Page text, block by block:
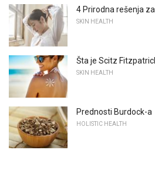
4 Prirodna rešenja
SKIN HEALTH
Šta je Scitz
SKIN HEALTH
Prednosti Burdock-a
HOLISTIC HEALTH